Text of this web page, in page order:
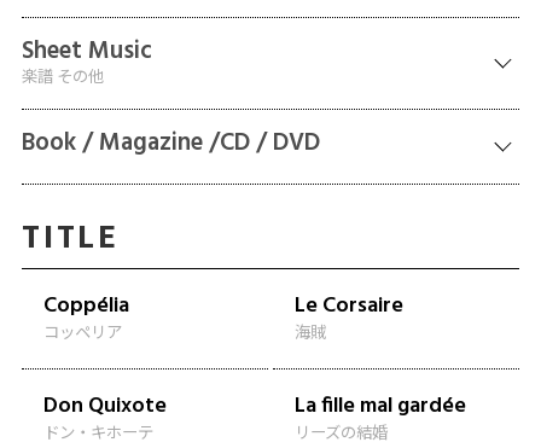
Sheet Music
楽譜 その他
Book / Magazine /CD / DVD
TITLE
Coppélia
コッペリア
Le Corsaire
海賊
Don Quixote
ドン・キホーテ
La fille mal gardée
リーズの結婚